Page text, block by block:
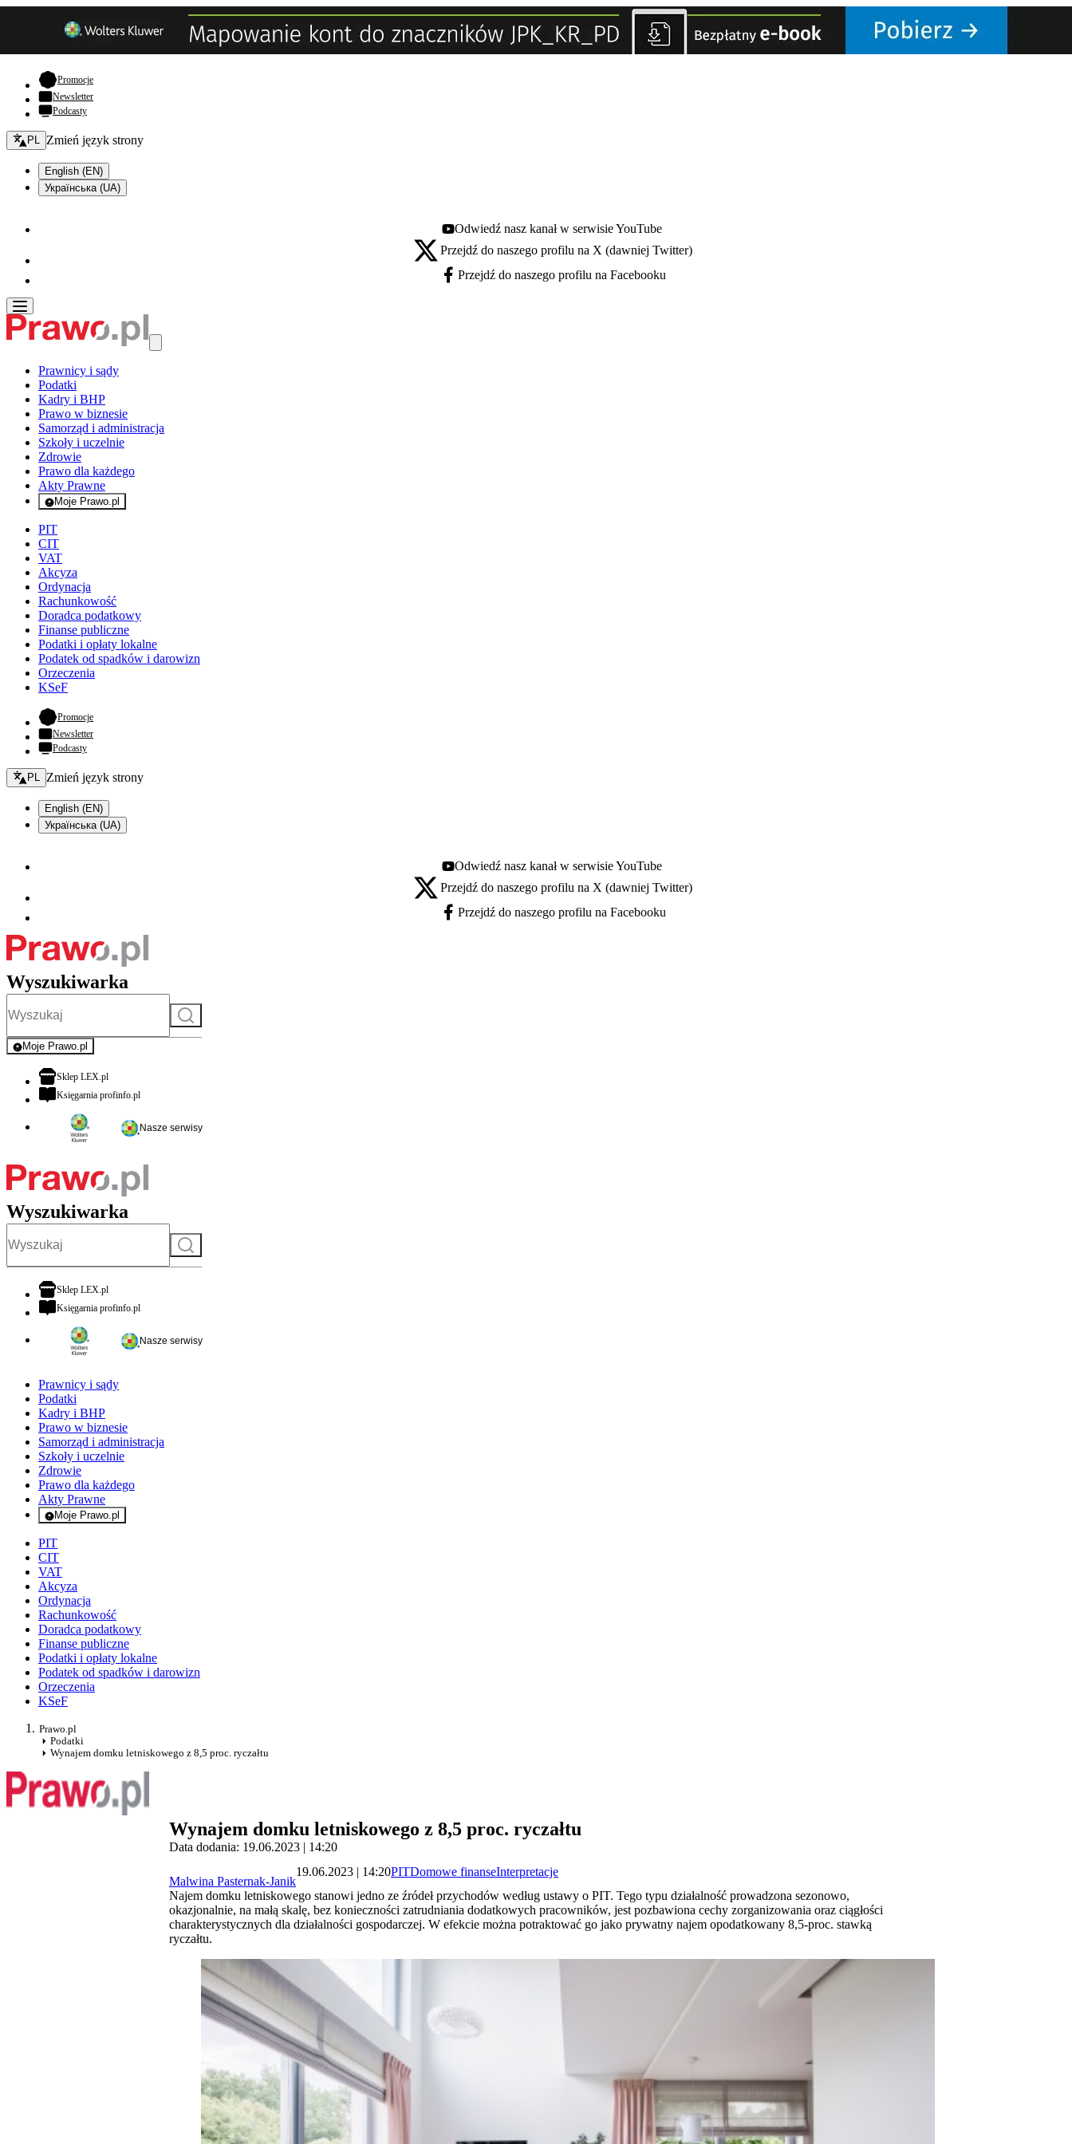
Promocje- otwiera się w nowej karcie
Newsletter
Podcasty
Zmień język - bieżący:
PL Zmień język strony
English (EN)
Українська (UA)
Youtube - otwiera się w nowej karcie
Odwiedź nasz kanał w serwisie YouTube
X - otwiera się w nowej karcie
Przejdź do naszego profilu na X (dawniej Twitter)
Facebook - otwiera się w nowej karcie
Przejdź do naszego profilu na Facebooku
Prawnicy i sądy
Podatki
Kadry i BHP
Prawo w biznesie
Samorząd i administracja
Szkoły i uczelnie
Zdrowie
Prawo dla każdego
Akty Prawne
Moje Prawo.pl
- rejestracja i logowanie do serwisu
PIT
CIT
VAT
Akcyza
Ordynacja
Rachunkowość
Doradca podatkowy
Finanse publiczne
Podatki i opłaty lokalne
Podatek od spadków i darowizn
Orzeczenia
KSeF
Promocje- otwiera się w nowej karcie
Newsletter
Podcasty
Zmień język - bieżący:
PL Zmień język strony
English (EN)
Українська (UA)
Youtube - otwiera się w nowej karcie
Odwiedź nasz kanał w serwisie YouTube
X - otwiera się w nowej karcie
Przejdź do naszego profilu na X (dawniej Twitter)
Facebook - otwiera się w nowej karcie
Przejdź do naszego profilu na Facebooku
Wyszukiwarka
Szukaj
Moje Prawo.pl
- rejestracja i logowanie do serwisu
Sklep LEX.plotwiera się w nowej karcie
Księgarnia profinfo.plotwiera się w nowej karcie
Nasze serwisy
Wyszukiwarka
Szukaj
Sklep LEX.plotwiera się w nowej karcie
Księgarnia profinfo.plotwiera się w nowej karcie
Nasze serwisy
Prawnicy i sądy
Podatki
Kadry i BHP
Prawo w biznesie
Samorząd i administracja
Szkoły i uczelnie
Zdrowie
Prawo dla każdego
Akty Prawne
Moje Prawo.pl
- rejestracja i logowanie do serwisu
PIT
CIT
VAT
Akcyza
Ordynacja
Rachunkowość
Doradca podatkowy
Finanse publiczne
Podatki i opłaty lokalne
Podatek od spadków i darowizn
Orzeczenia
KSeF
Prawo.pl
Podatki
Wynajem domku letniskowego z 8,5 proc. ryczałtu
Wynajem domku letniskowego z 8,5 proc. ryczałtu
Data dodania: 19.06.2023 | 14:20
Malwina Pasternak-Janik
19.06.2023 | 14:20PITDomowe finanseInterpretacje
Najem domku letniskowego stanowi jedno ze źródeł przychodów według ustawy o PIT. Tego typu działalność prowadzona sezonowo,
okazjonalnie, na małą skalę, bez konieczności zatrudniania dodatkowych pracowników, jest pozbawiona cechy zorganizowania oraz ciągłości
charakterystycznych dla działalności gospodarczej. W efekcie można potraktować go jako prywatny najem opodatkowany 8,5-proc. stawką
ryczałtu.